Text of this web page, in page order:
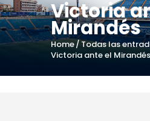
Victoria
Mirandés
Home Todas las
Victoria ante el Mirandés